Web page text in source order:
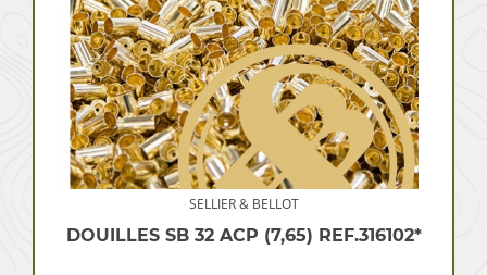
SELLIER & BELLOT
DOUILLES SB 32 ACP (7,65) REF.316102*